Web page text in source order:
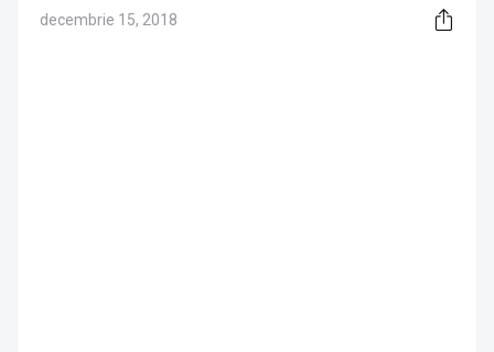
decembrie 15, 2018